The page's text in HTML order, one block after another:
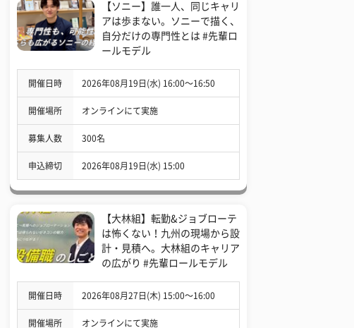
【ソニー】誰一人、同じキャリ
アは歩まない。ソニーで描く、
自分だけの専門性とは #先輩ロ
ールモデル
開催日時 2026年08月19日(水) 16:00〜16:50
開催場所 オンラインにて実施
募集人数 300名
申込締切 2026年08月19日(水) 15:00
【大林組】転勤&ジョブローテ
は怖くない！九州の現場から設
計・見積へ。大林組のキャリア
の広がり #先輩ロールモデル
開催日時 2026年08月27日(木) 15:00〜16:00
開催場所 オンラインにて実施